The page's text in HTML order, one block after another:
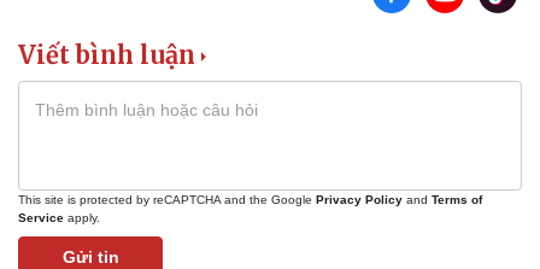
Viết bình luận
This site is protected by reCAPTCHA and the Google Privacy Policy and Terms of
Service apply.
Gửi tin